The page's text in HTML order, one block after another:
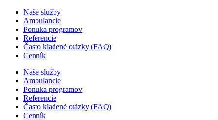
Naše služby
Ambulancie
Ponuka programov
Referencie
Často kladené otázky (FAQ)
Cenník
Naše služby
Ambulancie
Ponuka programov
Referencie
Často kladené otázky (FAQ)
Cenník